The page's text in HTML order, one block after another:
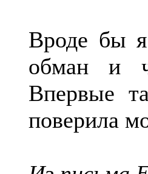
Вроде бы я
обман и
Впервые
поверила